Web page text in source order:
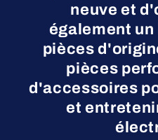
neuve et
également
pièces
pièces
d'accessoires
et